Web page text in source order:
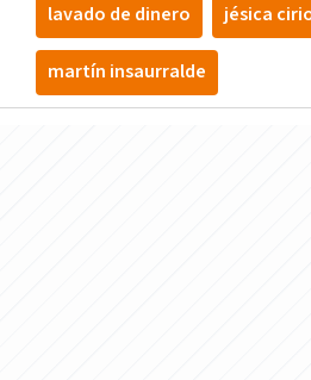
lavado de dinero jésica
martín insaurralde